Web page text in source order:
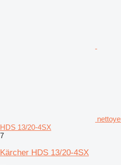
HDS 13/20-4SX
7
Kärcher HDS 13/20-4SX